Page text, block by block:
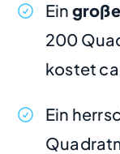
Ein
200
kostet
Ein